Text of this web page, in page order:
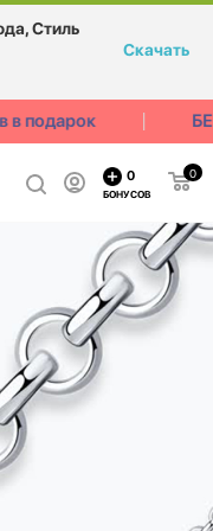
подарок
0
0
БОНУСОВ
Стиль
Скачать